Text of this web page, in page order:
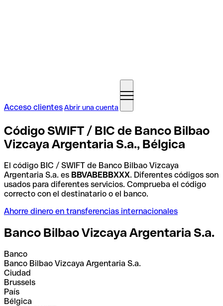
Acceso clientesAbrir una cuenta
Código SWIFT / BIC de Banco Bilbao
Vizcaya Argentaria S.a., Bélgica
El código BIC / SWIFT de Banco Bilbao Vizcaya
Argentaria S.a. es BBVABEBBXXX. Diferentes códigos son
usados para diferentes servicios. Comprueba el código
correcto con el destinatario o el banco.
Ahorre dinero en transferencias internacionales
Banco Bilbao Vizcaya Argentaria S.a.
Banco
Banco Bilbao Vizcaya Argentaria S.a.
Ciudad
Brussels
País
Bélgica